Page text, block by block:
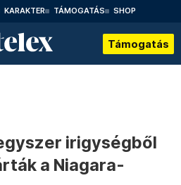
KARAKTER TÁMOGATÁS SHOP
Támogatás
irigységből
a Niagara-